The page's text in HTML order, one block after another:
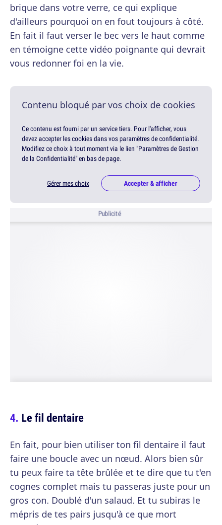
brique dans votre verre, ce qui explique
d'ailleurs pourquoi on en fout toujours à côté.
En fait il faut verser le bec vers le haut comme
en témoigne cette vidéo poignante qui devrait
vous redonner foi en la vie.
Contenu bloqué par vos choix de cookies
Ce contenu est fourni par un service tiers. Pour l'afficher, vous
devez accepter les cookies dans vos paramètres de confidentialité.
Modifiez ce choix à tout moment via le lien "Paramètres de Gestion
de la Confidentialité" en bas de page.
Gérer mes choix Accepter & afficher
Publicité
Le fil dentaire
En fait, pour bien utiliser ton fil dentaire il faut
faire une boucle avec un nœud. Alors bien sûr
tu peux faire ta tête brûlée et te dire que tu t'en
cognes complet mais tu passeras juste pour un
gros con. Doublé d'un salaud. Et tu subiras le
mépris de tes pairs jusqu'à ce que mort